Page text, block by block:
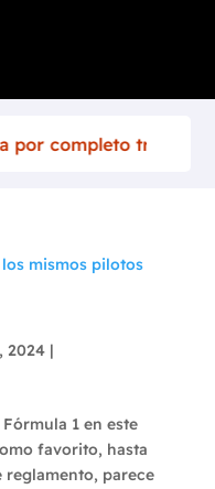
tras el
2024|
1 en este
favorito, hasta
reglamento, parece